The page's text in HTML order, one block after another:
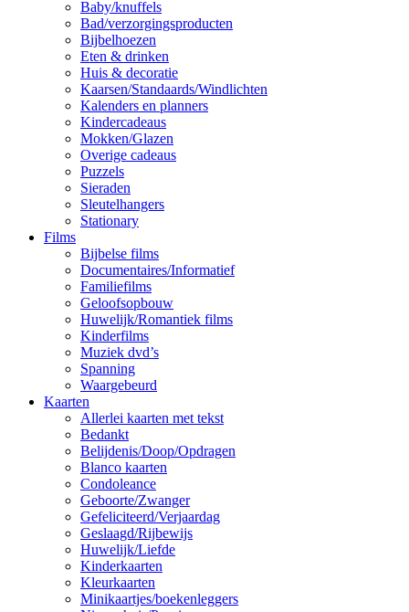
Baby/knuffels
Bad/verzorgingsproducten
Bijbelhoezen
Eten & drinken
Huis & decoratie
Kaarsen/Standaards/Windlichten
Kalenders en planners
Kindercadeaus
Mokken/Glazen
Overige cadeaus
Puzzels
Sieraden
Sleutelhangers
Stationary
Films
Bijbelse films
Documentaires/Informatief
Familiefilms
Geloofsopbouw
Huwelijk/Romantiek films
Kinderfilms
Muziek dvd’s
Spanning
Waargebeurd
Kaarten
Allerlei kaarten met tekst
Bedankt
Belijdenis/Doop/Opdragen
Blanco kaarten
Condoleance
Geboorte/Zwanger
Gefeliciteerd/Verjaardag
Geslaagd/Rijbewijs
Huwelijk/Liefde
Kinderkaarten
Kleurkaarten
Minikaartjes/boekenleggers